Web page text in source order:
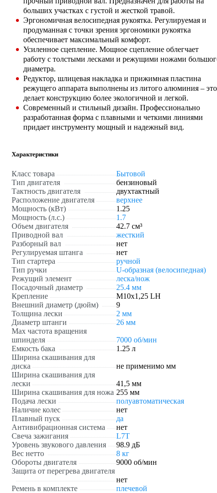
больших участках с густой и жесткой травой.
Эргономичная велосипедная рукоятка. Регулируемая и
продуманная с точки зрения эргономики рукоятка
обеспечивает максимальный комфорт.
Усиленное сцепление. Мощное сцепление облегчает
работу с толстыми лесками и режущими ножами
диаметра.
Редуктор, шлицевая накладка и прижимная пластина
режущего аппарата выполнены из литого алюминия – это
делает конструкцию более экологичной и легкой.
Современный и стильный дизайн. Профессионально
разработанная форма с плавными и четкими линиями
придает инструменту мощный и надежный вид.
Характеристики
Класс товара
Бытовой
Тип двигателя
бензиновый
Тактность двигателя
двухтактный
Расположение двигателя
верхнее
Мощность (кВт)
1.25
Мощность (л.с.)
1.7
Объем двигателя
42.7 см³
Приводной вал
жесткий
Разборный вал
нет
Регулируемая штанга
нет
Тип стартера
ручной
Тип ручки
U-образная (велосипедная)
Режущий элемент
леска/нож
Посадочный диаметр
25.4 мм
Крепление
М10х1,25 LH
Внешний диаметр (дюйм)
9
Толщина лески
2 мм
Диаметр штанги
26 мм
Max частота вращения
шпинделя
7000 об/мин
Емкость бака
1.25 л
Ширина скашивания для
диска
не применимо мм
Ширина скашивания для
лески
41,5 мм
Ширина скашивания для ножа 255 мм
Подача лески
полуавтоматическая
Наличие колес
нет
Плавный пуск
да
Антивибрационная система
нет
Свеча зажигания
L7T
Уровень звукового давления
98.9 дБ
Вес нетто
8 кг
Обороты двигателя
9000 об/мин
Защита от перегрева двигателя
нет
Ремень в комплекте
плечевой